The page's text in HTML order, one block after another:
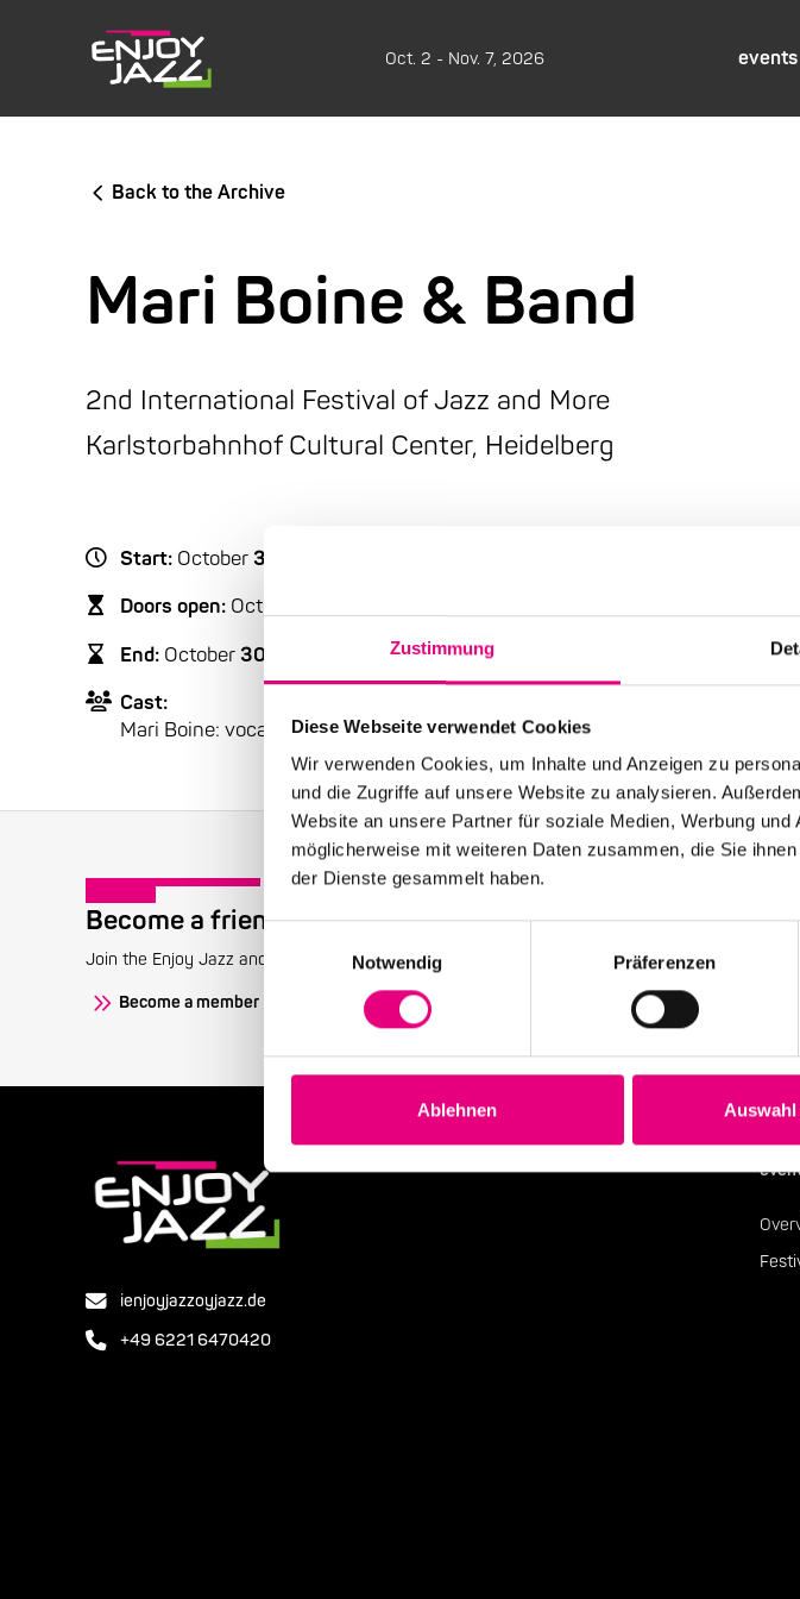
Zustimmung
Diese Webseite verwendet Cookies
Wir verwenden Cookies, um Inhalte und Anzeigen zu
und die Zugriffe auf unsere Website zu analysieren.
Website an unsere Partner für soziale Medien, Werbung
möglicherweise mit weiteren Daten zusammen, die Sie
der Dienste gesammelt haben.
Einwilligungsauswahl
Notwendig
Präferenzen
Ablehnen
Oct. 2 - Nov. 7, 2026 events
Back to the Archive
Mari Boine & Band
2nd International Festival of Jazz and More
Karlstorbahnhof Cultural Center, Heidelberg
Start: October 30
Doors open: October
End: October 30
, 2000 – 11:00 p.m.
Cast:
Mari Boine: vocals
Become a friend!
Join the Enjoy Jazz and receive exclusive information about the festival.
Become a member
ienjoyjazzoyjazz.de
+49 6221 6470420